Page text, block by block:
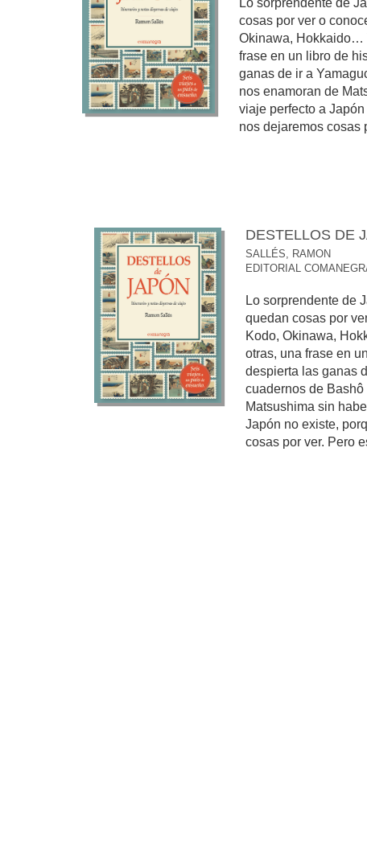
Lo sorprendente de
cosas por ver o
Okinawa, Hokkaido…
frase en un libro de
ganas de ir a
nos enamoran de
viaje perfecto a
nos dejaremos cosas
DESTELLOS DE
SALLÉS, RAMON
EDITORIAL
Lo sorprendente de
quedan cosas por
Kodo, Okinawa,
otras, una frase en
despierta las ganas
cuadernos de
Matsushima sin
Japón no existe,
cosas por ver. Pero